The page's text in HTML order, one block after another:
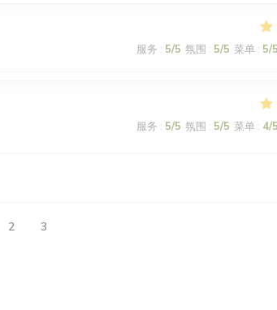
服务 : 5/5 氛围 : 5/5 菜单 : 5/5
服务 : 5/5 氛围 : 5/5 菜单 : 4/5
2 3